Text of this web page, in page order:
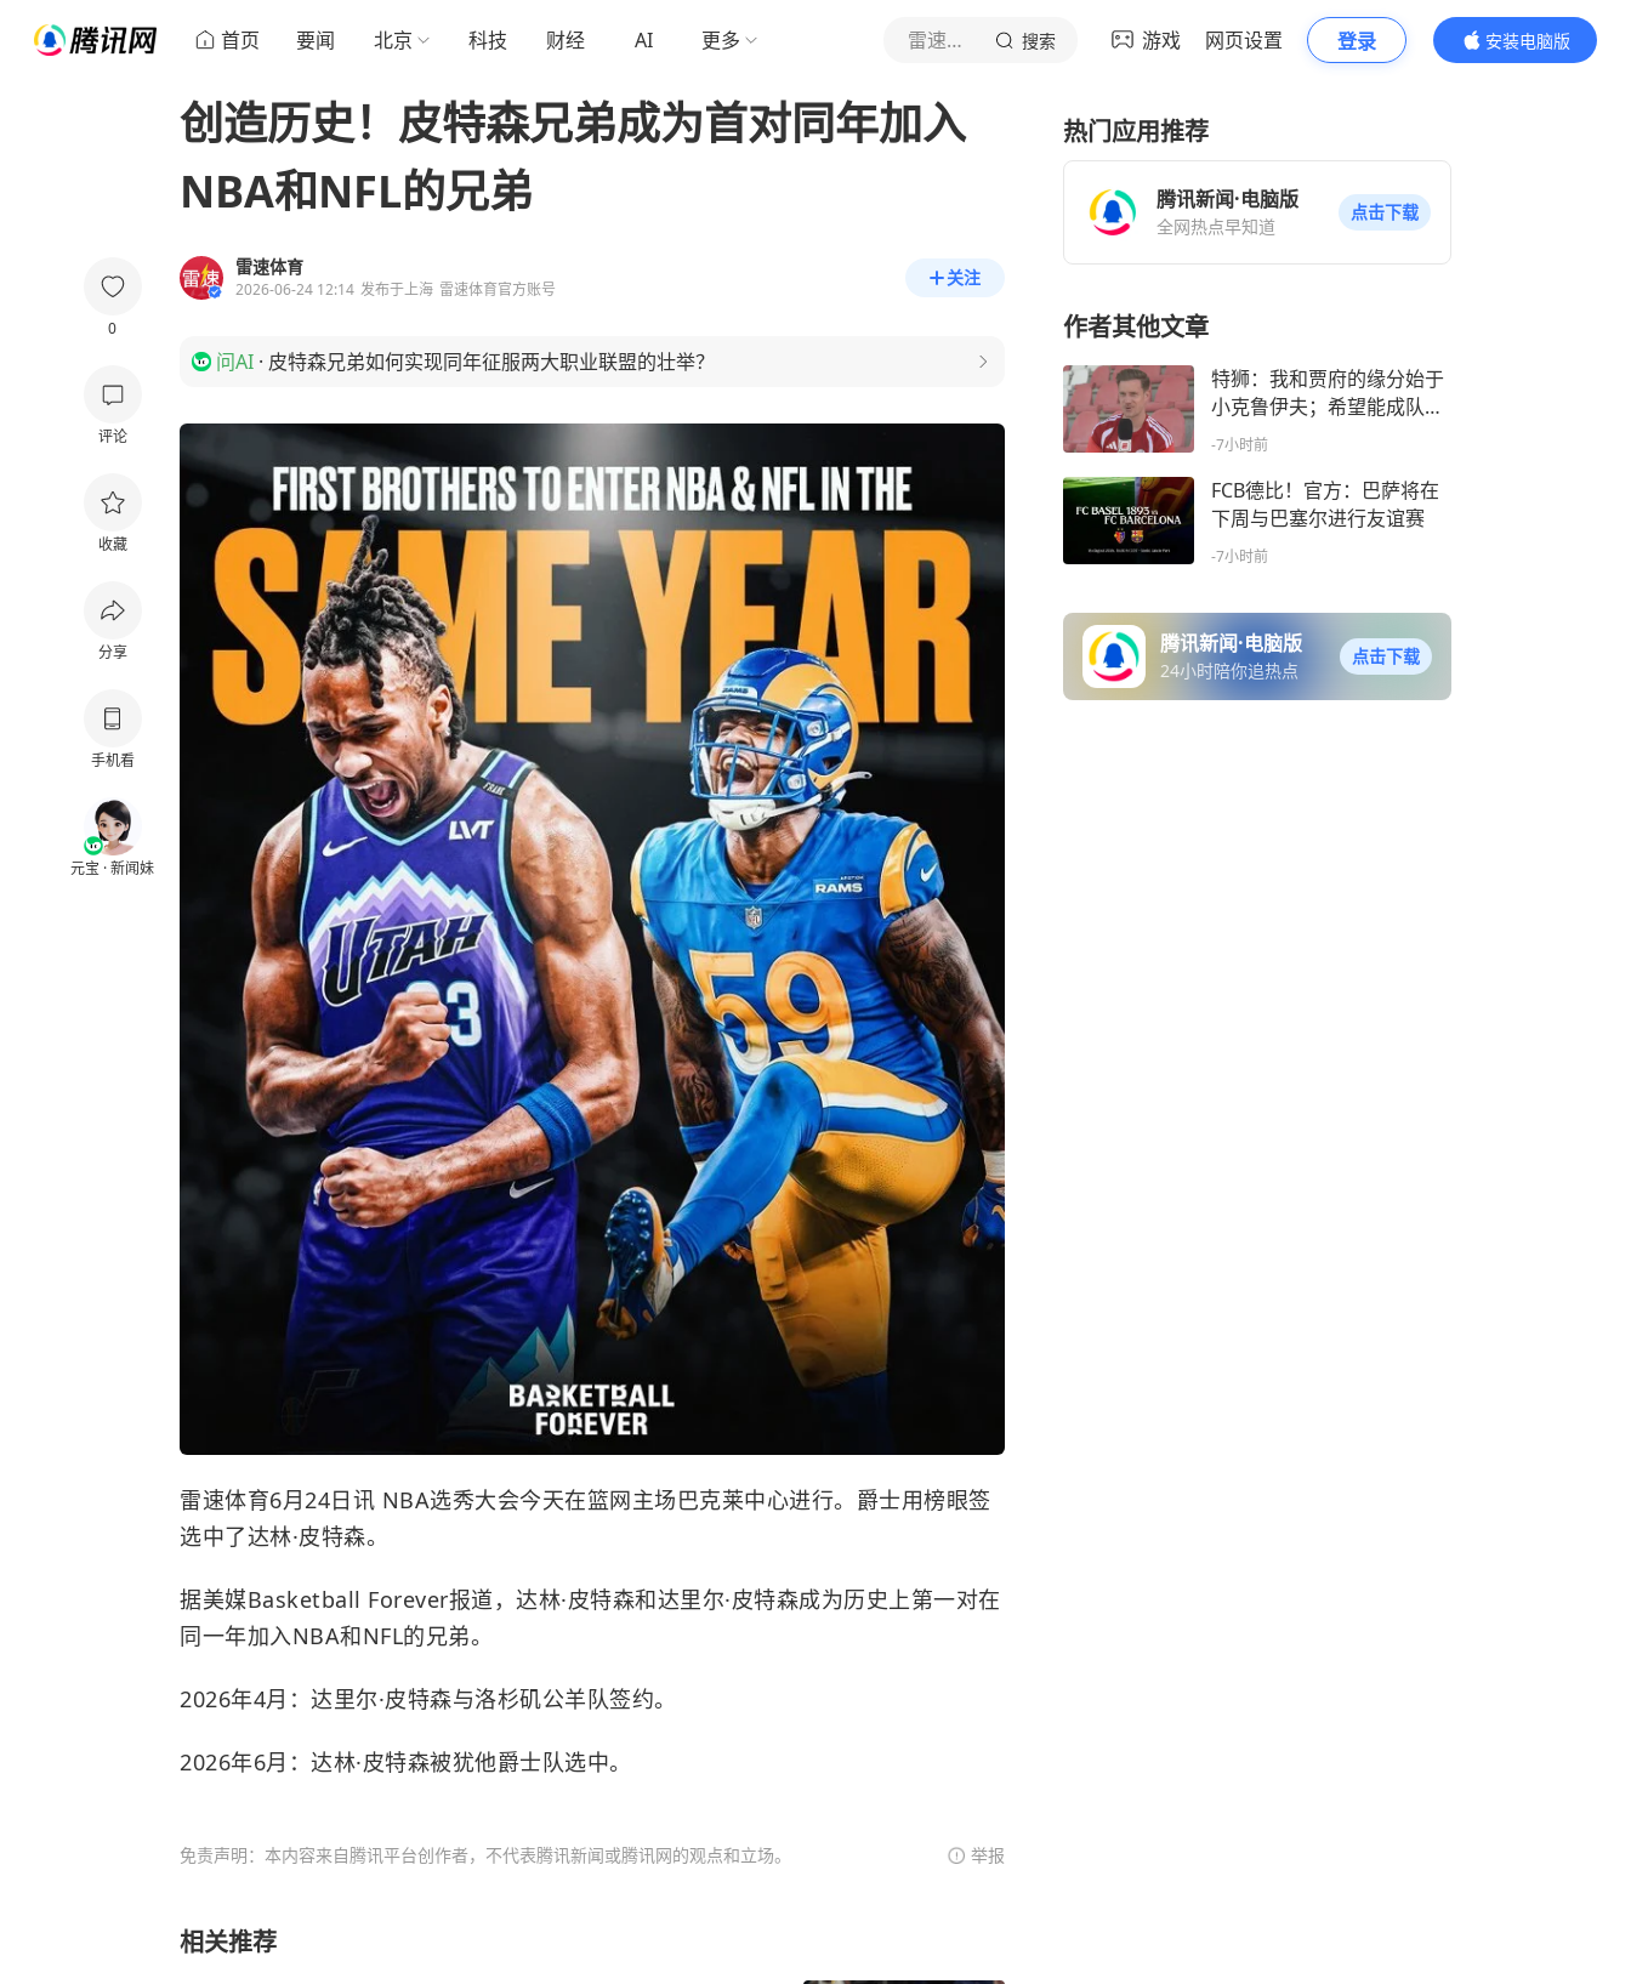
首页 要闻 北京 科技 财经 AI 更多 雷速体育 搜索 游戏 网页设置 登录
安装电脑版
内容更精彩
0
评论
收藏
分享
手机看
元宝 · 新闻妹
创造历史！皮特森兄弟成为首对同年加入
NBA和NFL的兄弟
雷速体育
2026-06-24 12:14 发布于上海 雷速体育官方账号
关注
问AI · 皮特森兄弟如何实现同年征服两大职业联盟的壮举？
雷速体育6月24日讯 NBA选秀大会今天在篮网主场巴克莱中心进行。 爵士用榜眼签
选中了达林·皮特森。
据美媒Basketball Forever报道，达林·皮特森和达里尔·皮特森成为历史上第一对在
同一年加入NBA和NFL的兄弟。
2026年4月：达里尔·皮特森与洛杉矶公羊队签约。
2026年6月：达林·皮特森被犹他爵士队选中。
免责声明：本内容来自腾讯平台创作者，不代表腾讯新闻或腾讯网的观点和立场。 举报
相关推荐
热门应用推荐
腾讯新闻·电脑版
全网热点早知道
点击下载
作者其他文章
特狮：我和贾府的缘分始于
小克鲁伊夫；希望能成队内
领袖之一
-7小时前
FCB德比！官方：巴萨将在
下周与巴塞尔进行友谊赛
-7小时前
腾讯新闻·电脑版
24小时陪你追热点
点击下载